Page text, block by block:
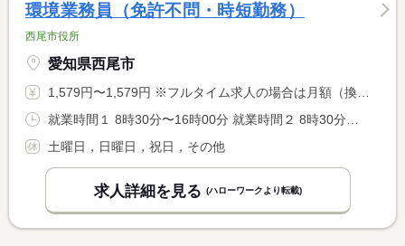
環境業務員（免許不問・時短勤務）
西尾市役所
愛知県西尾市
1,579円〜1,579円 ※フルタイム求人の場合は月額（換算額）、パート求人の場合は時間額を表示しています。
土曜日，日曜日，祝日，その他
求人詳細を見る (ハローワークより転載)